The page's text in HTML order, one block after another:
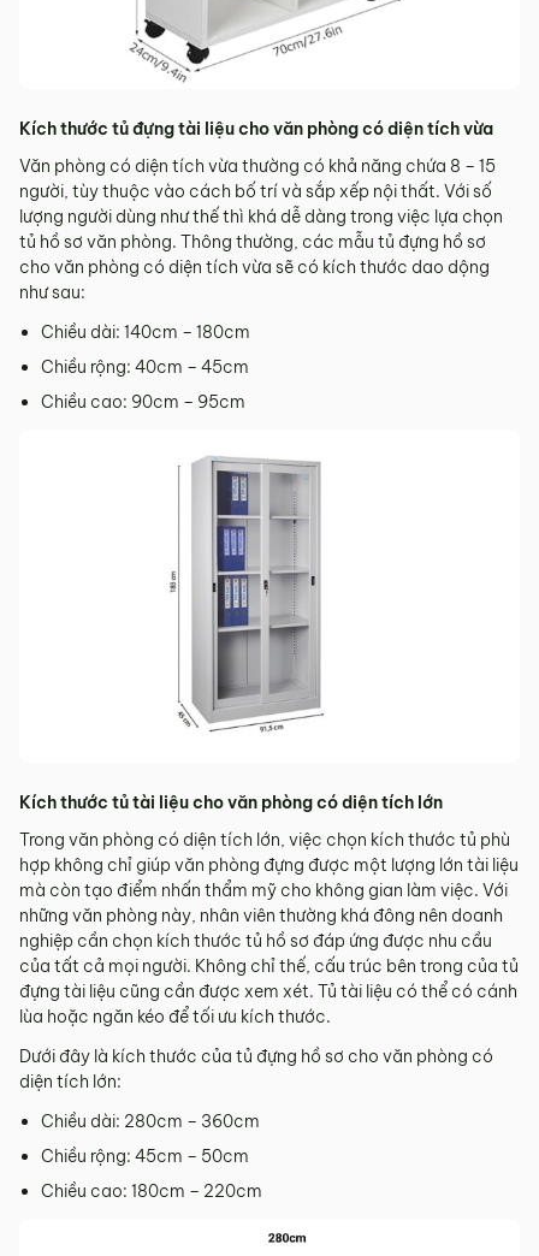
Kích thước tủ đựng tài liệu cho văn phòng có diện tích vừa
Văn phòng có diện tích vừa thường có khả năng chứa 8 – 15
người, tùy thuộc vào cách bố trí và sắp xếp nội thất. Với số
lượng người dùng như thế thì khá dễ dàng trong việc lựa chọn
tủ hồ sơ văn phòng. Thông thường, các mẫu tủ đựng hồ sơ
cho văn phòng có diện tích vừa sẽ có kích thước dao dộng
như sau:
Chiều dài: 140cm – 180cm
Chiều rộng: 40cm – 45cm
Chiều cao: 90cm – 95cm
Kích thước tủ tài liệu cho văn phòng có diện tích lớn
Trong văn phòng có diện tích lớn, việc chọn kích thước tủ phù
hợp không chỉ giúp văn phòng đựng được một lượng lớn tài liệu
mà còn tạo điểm nhấn thẩm mỹ cho không gian làm việc. Với
những văn phòng này, nhân viên thường khá đông nên doanh
nghiệp cần chọn kích thước tủ hồ sơ đáp ứng được nhu cầu
của tất cả mọi người. Không chỉ thế, cấu trúc bên trong của tủ
đựng tài liệu cũng cần được xem xét. Tủ tài liệu có thể có cánh
lùa hoặc ngăn kéo để tối ưu kích thước.
Dưới đây là kích thước của tủ đựng hồ sơ cho văn phòng có
diện tích lớn:
Chiều dài: 280cm – 360cm
Chiều rộng: 45cm – 50cm
Chiều cao: 180cm – 220cm